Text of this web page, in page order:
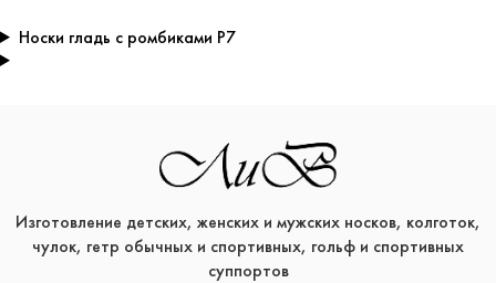
Носки гладь с ромбиками Р7
Изготовление детских, женских и мужских носков, колготок,
чулок, гетр обычных и спортивных, гольф и спортивных
суппортов